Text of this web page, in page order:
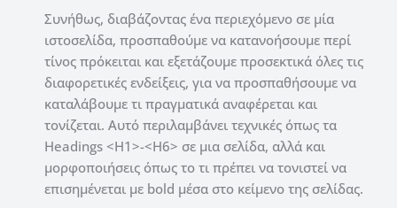
Συνήθως, διαβάζοντας ένα περιεχόμενο σε μία
ιστοσελίδα, προσπαθούμε να κατανοήσουμε περί
τίνος πρόκειται και εξετάζουμε προσεκτικά όλες τις
διαφορετικές ενδείξεις, για να προσπαθήσουμε να
καταλάβουμε τι πραγματικά αναφέρεται και
τονίζεται. Αυτό περιλαμβάνει τεχνικές όπως τα
Headings <H1>-<H6> σε μια σελίδα, αλλά και
μορφοποιήσεις όπως το τι πρέπει να τονιστεί να
επισημένεται με bold μέσα στο κείμενο της σελίδας.